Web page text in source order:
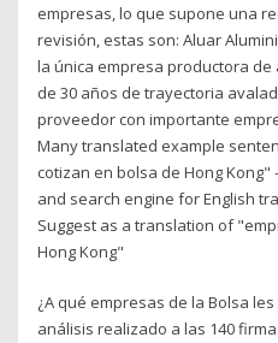
empresas, lo que supone una
revisión, estas son: Aluar
la única empresa productora de
de 30 años de trayectoria
proveedor con importante
Many translated example
cotizan en bolsa de Hong
and search engine for English
Suggest as a translation of
Hong Kong"
¿A qué empresas de la Bolsa
análisis realizado a las 140